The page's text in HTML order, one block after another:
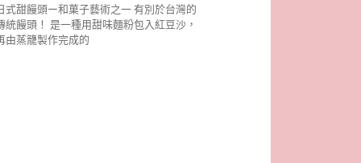
式甜饅頭ー和菓子藝術之一 有別於台灣的
統饅頭！ 是一種用甜味麵粉包入紅豆沙，
由蒸籠製作完成的